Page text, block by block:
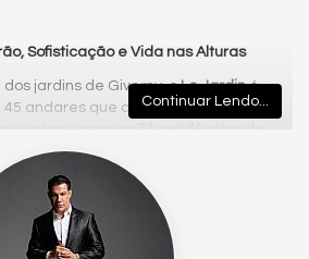
Sofisticação e Vida nas Alturas
jardins de Giverny, oLe Jardiné
45 andares que combina arquitetura
e apenas 71 residências de
e uma experiência única de bem-
de lazer, o empreendimento oferece
para toda a família. No topo, um
alturaproporciona vistas
Continuar Lendo...